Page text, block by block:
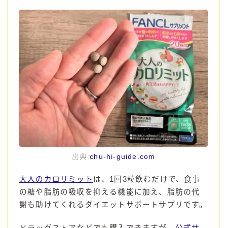
出典:chu-hi-guide.com
大人のカロリミット は、1回3粒飲むだけで、食事
の糖や脂肪の吸収を抑える機能に加え、脂肪の代
謝も助けてくれるダイエットサポートサプリです。